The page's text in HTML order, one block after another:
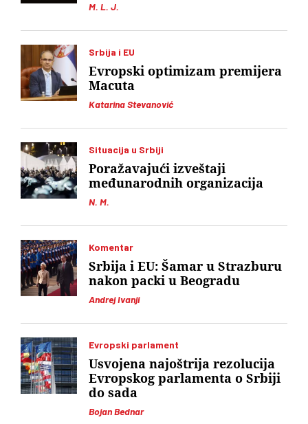
M. L. J.
Srbija i EU
Katarina Stevanović
Evropski optimizam premijera
Macuta
Situacija u Srbiji
N. M.
Poražavajući izveštaji
međunarodnih organizacija
Komentar
Andrej Ivanji
Srbija i EU: Šamar u Strazburu
nakon packi u Beogradu
Evropski parlament
Bojan Bednar
Usvojena najoštrija rezolucija
Evropskog parlamenta o Srbiji
do sada